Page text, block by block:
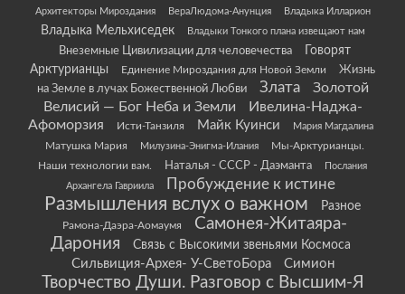
Архитекторы Мироздания ВераЛюдома-Анунция Владыка Илларион
Владыка Мельхиседек Владыки Тонкого плана извещают нам
Внеземные Цивилизации для человечества
Говорят
Арктурианцы
Единение Мироздания для Новой Земли
Жизнь
на Земле в лучах Божественной Любви
Злата
Золотой
Велисий — Бог Неба и Земли
Ивелина-Наджа-
Афоморзия
Исти-Танзиля Майк Куинси Мария Магдалина
Матушка Мария Милузина-Энигма-Илания
Мы-Арктурианцы.
Наши технологии вам.
Наталья - СССР - Даэманта
Послания
Архангела Гавриила
Пробуждение к истине
Размышления вслух о важном Разное
Рамона-Даэра-Аомаумя
Самонея-Житаяра-
Дарония
Связь с Высокими звеньями Космоса
Сильвиция-Архея- У-СветоБора Симион
Творчество Души. Разговор с Высшим-Я